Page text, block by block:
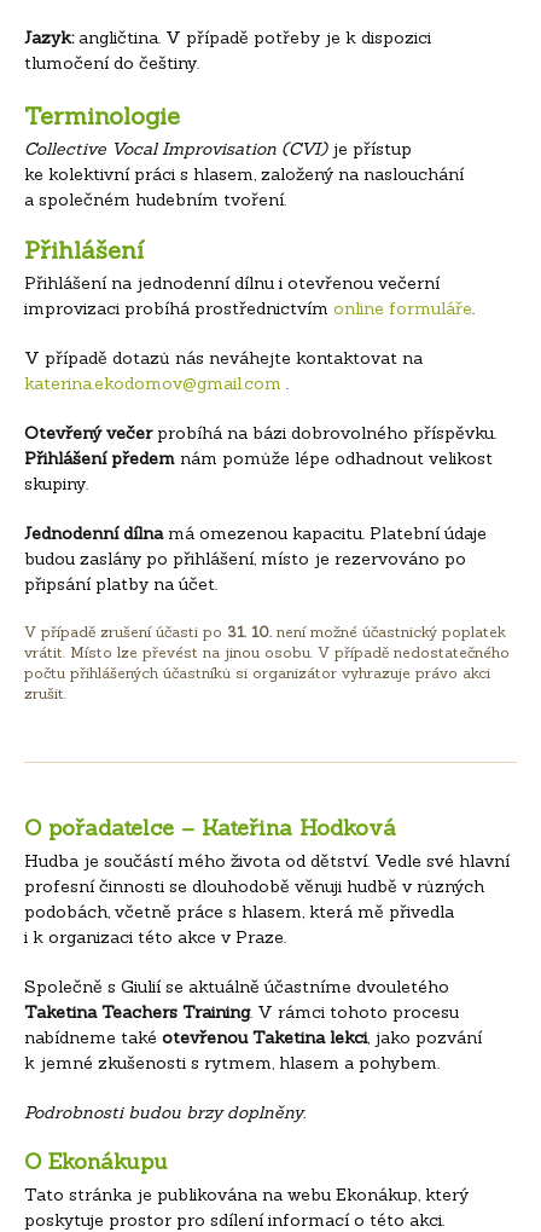
Jazyk:angličtina. V případě potřeby je k dispozici
tlumočení do češtiny.
Terminologie
Collective Vocal Improvisation (CVI)je přístup
ke kolektivní práci s hlasem, založený na naslouchání
a společném hudebním tvoření.
Přihlášení
Přihlášení na jednodenní dílnu i otevřenou večerní
improvizaci probíhá prostřednictvím online formuláře.
V případě dotazů nás neváhejte kontaktovat na
katerina.ekodomov@gmail.com .
Otevřený večerprobíhá na bázi dobrovolného příspěvku.
Přihlášení předem nám pomůže lépe odhadnout velikost
skupiny.
Jednodenní dílnamá omezenou kapacitu. Platební údaje
budou zaslány po přihlášení, místo je rezervováno po
připsání platby na účet.
V případě zrušení účasti po 31. 10. není možné účastnický poplatek
vrátit. Místo lze převést na jinou osobu. V případě nedostatečného
počtu přihlášených účastníků si organizátor vyhrazuje právo akci
zrušit.
O pořadatelce – Kateřina Hodková
Hudba je součástí mého života od dětství. Vedle své hlavní
profesní činnosti se dlouhodobě věnuji hudbě v různých
podobách, včetně práce s hlasem, která mě přivedla
i k organizaci této akce v Praze.
Společně s Giulií se aktuálně účastníme dvouletého
Taketina Teachers Training. V rámci tohoto procesu
nabídneme také otevřenou Taketina lekci, jako pozvání
k jemné zkušenosti s rytmem, hlasem a pohybem.
Podrobnosti budou brzy doplněny.
O Ekonákupu
Tato stránka je publikována na webu Ekonákup, který
poskytuje prostor pro sdílení informací o této akci.